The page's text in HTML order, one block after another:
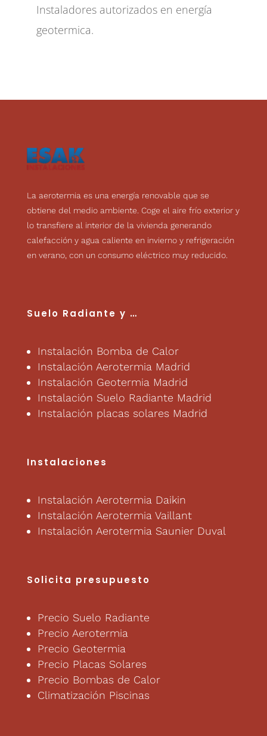
Instaladores autorizados en energía
geotermica.
La aerotermia es una energía renovable que se
obtiene del medio ambiente. Coge el aire frío exterior y
lo transfiere al interior de la vivienda generando
calefacción y agua caliente en invierno y refrigeración
en verano, con un consumo eléctrico muy reducido.
Suelo Radiante y …
Instalación Bomba de Calor
Instalación Aerotermia Madrid
Instalación Geotermia Madrid
Instalación Suelo Radiante Madrid
Instalación placas solares Madrid
Instalaciones
Instalación Aerotermia Daikin
Instalación Aerotermia Vaillant
Instalación Aerotermia Saunier Duval
Solicita presupuesto
Precio Suelo Radiante
Precio Aerotermia
Precio Geotermia
Precio Placas Solares
Precio Bombas de Calor
Climatización Piscinas